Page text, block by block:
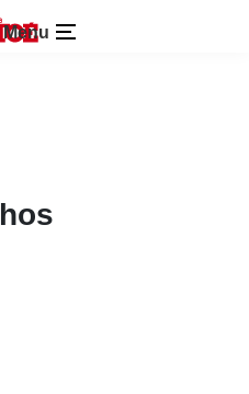
Menu